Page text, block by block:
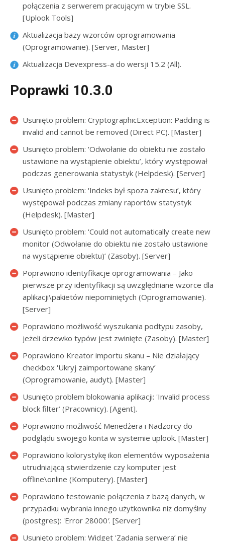
połączenia z serwerem pracującym w trybie SSL.
[Uplook Tools]
Aktualizacja bazy wzorców oprogramowania
(Oprogramowanie). [Server, Master]
Aktualizacja Devexpress-a do wersji 15.2 (All).
Poprawki 10.3.0
Usunięto problem: CryptographicException: Padding is
invalid and cannot be removed (Direct PC). [Master]
Usunięto problem: 'Odwołanie do obiektu nie zostało
ustawione na wystąpienie obiektu’, który występował
podczas generowania statystyk (Helpdesk). [Server]
Usunięto problem: 'Indeks był spoza zakresu’, który
występował podczas zmiany raportów statystyk
(Helpdesk). [Master]
Usunięto problem: 'Could not automatically create new
monitor (Odwołanie do obiektu nie zostało ustawione
na wystąpienie obiektu)’ (Zasoby). [Server]
Poprawiono identyfikacje oprogramowania – Jako
pierwsze przy identyfikacji są uwzględniane wzorce dla
aplikacji\pakietów niepominiętych (Oprogramowanie).
[Server]
Poprawiono możliwość wyszukania podtypu zasoby,
jeżeli drzewko typów jest zwinięte (Zasoby). [Master]
Poprawiono Kreator importu skanu – Nie działający
checkbox 'Ukryj zaimportowane skany’
(Oprogramowanie, audyt). [Master]
Usunięto problem blokowania aplikacji: 'Invalid process
block filter’ (Pracownicy). [Agent].
Poprawiono możliwość Menedżera i Nadzorcy do
podglądu swojego konta w systemie uplook. [Master]
Poprawiono kolorystykę ikon elementów wyposażenia
utrudniającą stwierdzenie czy komputer jest
offline\online (Komputery). [Master]
Poprawiono testowanie połączenia z bazą danych, w
przypadku wybrania innego użytkownika niż domyślny
(postgres): 'Error 28000′. [Server]
Usunięto problem: Widget 'Zadania serwera’ nie